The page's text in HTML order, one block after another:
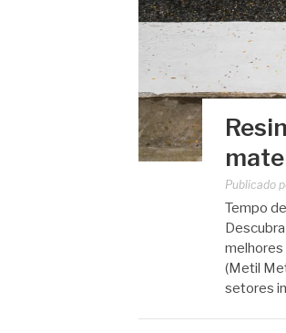
Publicado
Tempo
melhores
(Metil
setores